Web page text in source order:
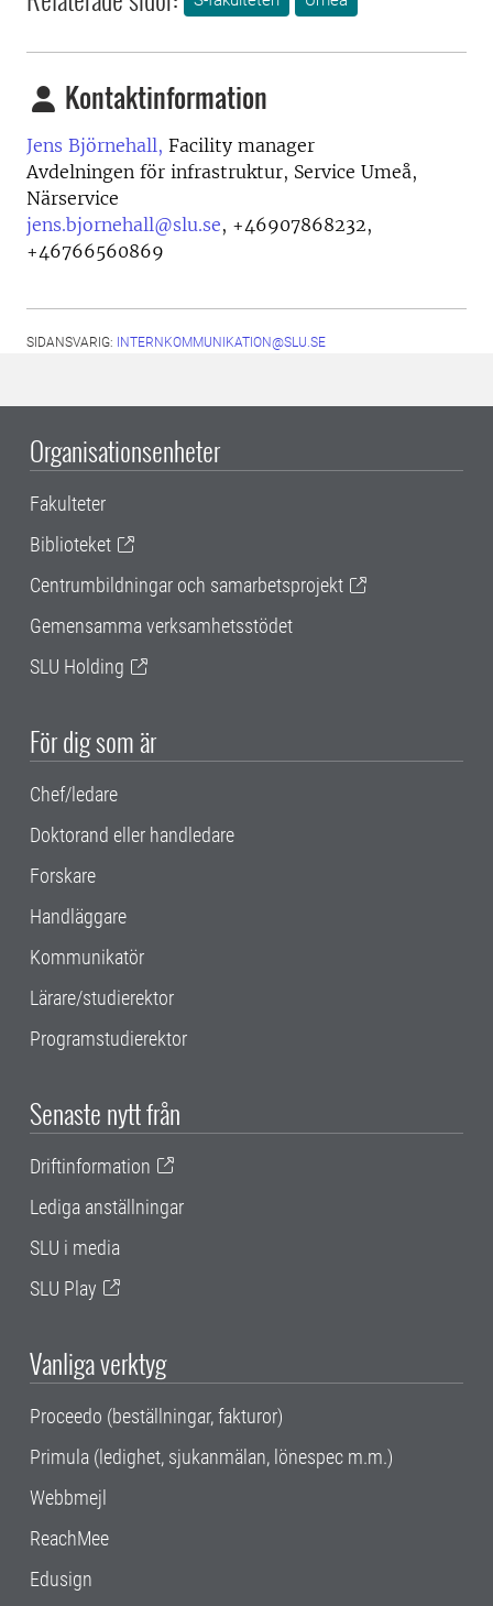
Kontaktinformation
Jens Björnehall, Facility manager
Avdelningen för infrastruktur, Service Umeå,
Närservice
jens.bjornehall@slu.se, +46907868232,
+46766560869
SIDANSVARIG: INTERNKOMMUNIKATION@SLU.SE
Organisationsenheter
Fakulteter
Biblioteket
Centrumbildningar och samarbetsprojekt
Gemensamma verksamhetsstödet
SLU Holding
För dig som är
Chef/ledare
Doktorand eller handledare
Forskare
Handläggare
Kommunikatör
Lärare/studierektor
Programstudierektor
Senaste nytt från
Driftinformation
Lediga anställningar
SLU i media
SLU Play
Vanliga verktyg
Proceedo (beställningar, fakturor)
Primula (ledighet, sjukanmälan, lönespec m.m.)
Webbmejl
ReachMee
Edusign